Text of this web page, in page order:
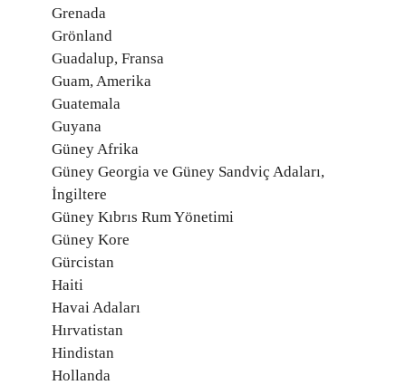
Grenada
Grönland
Guadalup, Fransa
Guam, Amerika
Guatemala
Guyana
Güney Afrika
Güney Georgia ve Güney Sandviç Adaları,
İngiltere
Güney Kıbrıs Rum Yönetimi
Güney Kore
Gürcistan
Haiti
Havai Adaları
Hırvatistan
Hindistan
Hollanda